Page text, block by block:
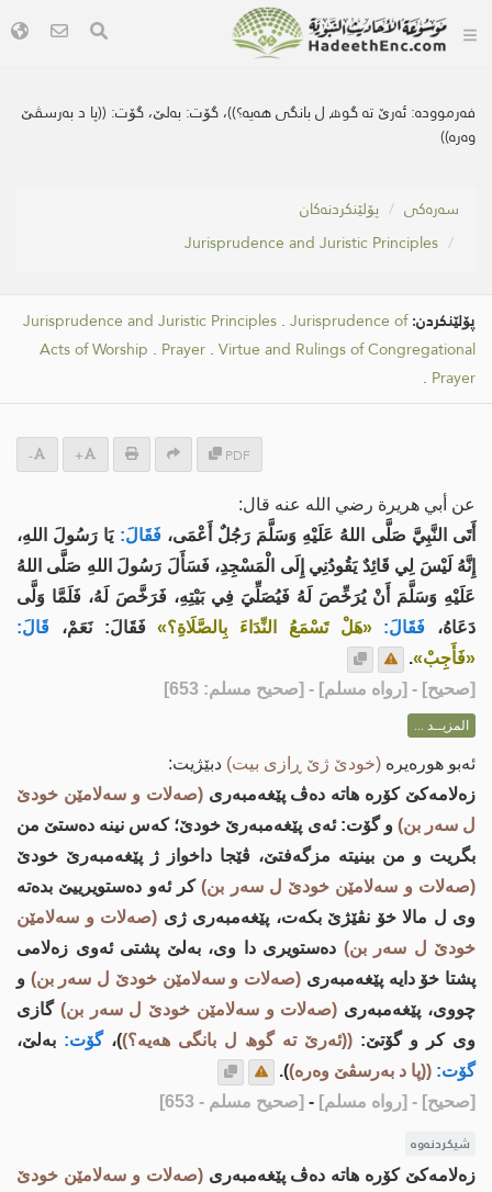
فەرموودە:ئه‌رێ ته‌ گوھ ل بانگی هه‌یه‌؟))، گۆت: به‌لێ، گۆت: ((پا د به‌رسڤێ
وه‌ره‌))
سه‌ره‌كی
پۆلێنکردنەکان
Jurisprudence and Juristic Principles
پۆلێنکردن: Jurisprudence and Juristic Principles . Jurisprudence of
Acts of Worship . Prayer . Virtue and Rulings of Congregational
Prayer
.
PDF
+
-
عن أبي هريرة رضي الله عنه قال:
أَتَى النَّبِيَّ صَلَّى اللهُ عَلَيْهِ وَسَلَّمَ رَجُلٌ أَعْمَى، فَقَالَ: يَا رَسُولَ اللهِ،
إِنَّهُ لَيْسَ لِي قَائِدٌ يَقُودُنِي إِلَى الْمَسْجِدِ، فَسَأَلَ رَسُولَ اللهِ صَلَّى اللهُ
عَلَيْهِ وَسَلَّمَ أَنْ يُرَخِّصَ لَهُ فَيُصَلِّيَ فِي بَيْتِهِ، فَرَخَّصَ لَهُ، فَلَمَّا وَلَّى
دَعَاهُ، فَقَالَ: «هَلْ تَسْمَعُ النِّدَاءَ بِالصَّلَاةِ؟»فَقَالَ: نَعَمْ، قَالَ:
«فَأَجِبْ».
[صحيح] - [رواه مسلم] - [صحيح مسلم: 653]
المزيــد ...
ئه‌بو هوره‌یره‌ (خودێ ژێ ڕازی بیت) دبێژیت:
زه‌لامه‌كێ كۆره‌ هاته‌ ده‌ڤ پێغه‌مبه‌ری(صه‌لات و سه‌لامێن خودێ
ل سه‌ر بن) و گۆت: ئه‌ی پێغه‌مبه‌رێ خودێ؛ كه‌س نینه‌ ده‌ستێ من
بگریت و من بینیته‌ مزگه‌فتێ، ڤێجا داخواز ژ پێغه‌مبه‌رێ خودێ
(صه‌لات و سه‌لامێن خودێ ل سه‌ر بن)كر ئه‌و ده‌ستویرییێ بده‌ته‌
وی ل مالا خۆ نڤێژێ بكه‌ت، پێغه‌مبه‌ری ژی (صه‌لات و سه‌لامێن
خودێ ل سه‌ر بن) ده‌ستویری دا وی، به‌لێ پشتی ئه‌وی زه‌لامی
پشتا خۆ دایه‌ پێغه‌مبه‌ری (صه‌لات و سه‌لامێن خودێ ل سه‌ر بن) و
چووی، پێغه‌مبه‌ری (صه‌لات و سه‌لامێن خودێ ل سه‌ر بن) گازی
وی كر و گۆتێ: ((ئه‌رێ ته‌ گوھ ل بانگی هه‌یه‌؟))، گۆت: به‌لێ،
گۆت: ((پا د به‌رسڤێ وه‌ره‌)).
[صحيح] - [رواه مسلم] - [صحيح مسلم - 653]
شیکردنەوە
زه‌لامه‌كێ كۆره‌ هاته‌ ده‌ڤ پێغه‌مبه‌ری(صه‌لات و سه‌لامێن خودێ